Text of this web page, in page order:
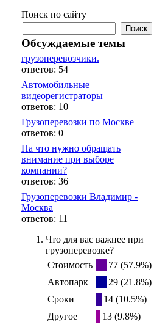
Поиск по сайту
Обсуждаемые темы
грузоперевозчики.
ответов: 54
Автомобильные
видеорегистраторы
ответов: 10
Грузоперевозки по Москве
ответов: 0
На что нужно обращать
внимание при выборе
компании?
ответов: 36
Грузоперевозки Владимир -
Москва
ответов: 11
Что для вас важнее при
грузоперевозке?
Стоимость
77 (57.9%)
Автопарк
29 (21.8%)
Сроки
14 (10.5%)
Другое
13 (9.8%)